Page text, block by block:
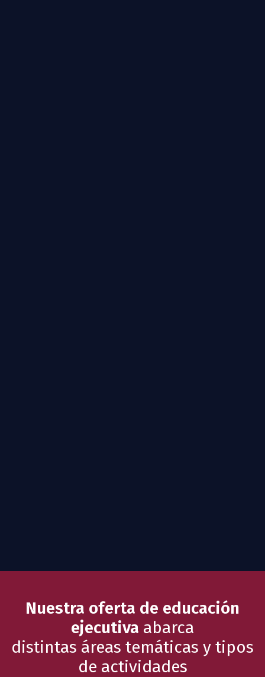
Nuestra oferta de educación
ejecutiva abarca
distintas áreas temáticas y tipos
de actividades